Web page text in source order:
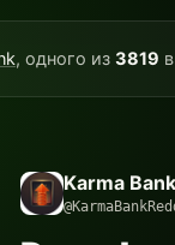
, одного из 3819
Karma Bank